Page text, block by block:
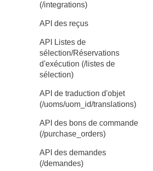
(/integrations)
API des reçus
API Listes de
sélection/Réservations
d'exécution (/listes de
sélection)
API de traduction d'objet
(/uoms/uom_id/translations)
API des bons de commande
(/purchase_orders)
API des demandes
(/demandes)